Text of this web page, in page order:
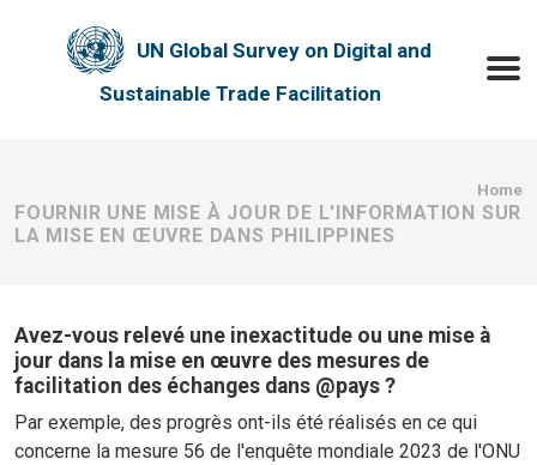
UN Global Survey on Digital and
Sustainable Trade Facilitation
Home
FOURNIR UNE MISE À JOUR DE L'INFORMATION SUR
LA MISE EN ŒUVRE DANS PHILIPPINES
Avez-vous relevé une inexactitude ou une mise à
jour dans la mise en œuvre des mesures de
facilitation des échanges dans @pays ?
Par exemple, des progrès ont-ils été réalisés en ce qui
concerne la mesure 56 de l'enquête mondiale 2023 de l'ONU